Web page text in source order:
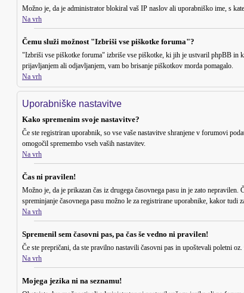
Možno je, da je administrator blokiral vaš IP naslov ali uporabniško ime, s
Na vrh
Čemu služi možnost "Izbriši vse piškotke foruma"?
"Izbriši vse piškotke foruma" izbriše vse piškotke, ki jih je ustvaril phpBB in
prijavljanjem ali odjavljanjem, vam bo brisanje piškotkov morda pomagalo.
Na vrh
Uporabniške nastavitve
Kako spremenim svoje nastavitve?
Če ste registriran uporabnik, so vse vaše nastavitve shranjene v forumovi
omogočil spremembo vseh vaših nastavitev.
Na vrh
Čas ni pravilen!
Možno je, da je prikazan čas iz drugega časovnega pasu in je zato
spreminjanje časovnega pasu možno le za registrirane uporabnike, kakor tudi
Na vrh
Spremenil sem časovni pas, pa čas še vedno ni pravilen!
Če ste prepričani, da ste pravilno nastavili časovni pas in upoštevali poletni
Na vrh
Mojega jezika ni na seznamu!